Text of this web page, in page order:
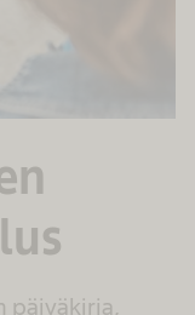
päiväkirja,